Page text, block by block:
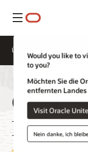
Menü
Would you like to
to you?
Möchten Sie die
entfernten Landes
Visit Oracle
Nein danke, ich
Überblick
Oracle